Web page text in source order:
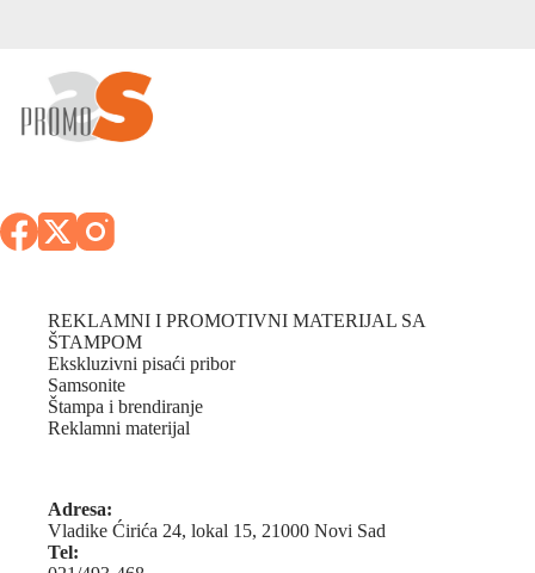
REKLAMNI I PROMOTIVNI MATERIJAL SA
ŠTAMPOM
Ekskluzivni pisaći pribor
Samsonite
Štampa i brendiranje
Reklamni materijal
Adresa:
Vladike Ćirića 24, lokal 15, 21000 Novi Sad
Tel: